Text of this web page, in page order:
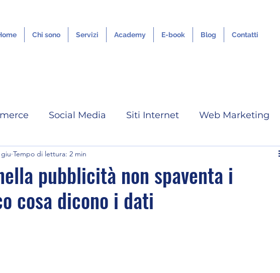
Chi sono Servizi Academy E-book Blog Contatti
Social Media Siti Internet Web Marketing
IA Google ADS News
Servizi Outsourcing Youtube
pubblicità non spaventa i
cosa dicono i dati
giu Tempo di lettura: 2 min